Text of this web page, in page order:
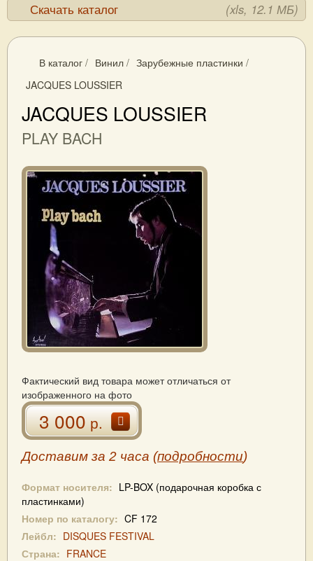
Скачать каталог (xls, 12.1 МБ)
В каталог / Винил / Зарубежные пластинки /
JACQUES LOUSSIER
JACQUES LOUSSIER
PLAY BACH
Фактический вид товара может отличаться от
изображенного на фото
3 000р.
Доставим за 2 часа (подробности)
Формат носителя: LP-BOX (подарочная коробка с
пластинками)
Номер по каталогу: CF 172
Лейбл: DISQUES FESTIVAL
Страна: FRANCE